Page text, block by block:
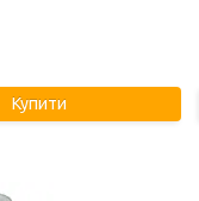
Купити